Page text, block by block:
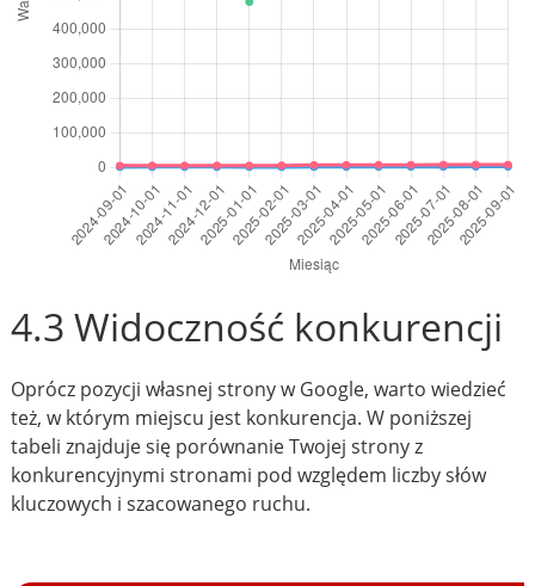
4.3 Widoczność konkurencji
Oprócz pozycji własnej strony w Google, warto wiedzieć
też, w którym miejscu jest konkurencja. W poniższej
tabeli znajduje się porównanie Twojej strony z
konkurencyjnymi stronami pod względem liczby słów
kluczowych i szacowanego ruchu.